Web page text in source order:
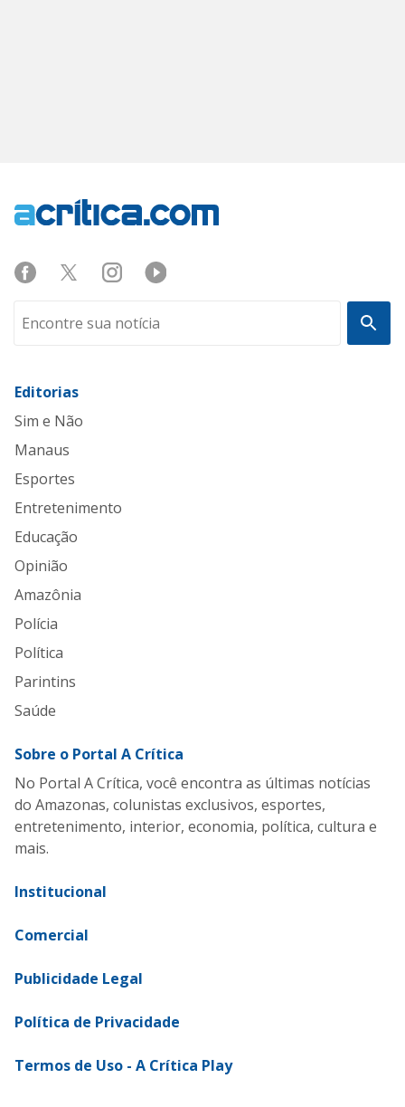
Editorias
Sim e Não
Manaus
Esportes
Entretenimento
Educação
Opinião
Amazônia
Polícia
Política
Parintins
Saúde
Sobre o Portal A Crítica
No Portal A Crítica, você encontra as últimas notícias
do Amazonas, colunistas exclusivos, esportes,
entretenimento, interior, economia, política, cultura e
mais.
Institucional
Comercial
Publicidade Legal
Política de Privacidade
Termos de Uso - A Crítica Play